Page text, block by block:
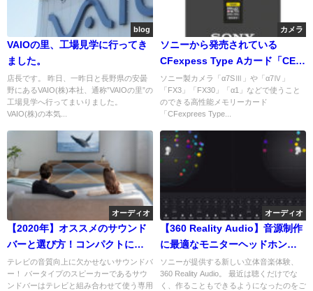
blog
VAIOの里、工場見学に行ってき
ました。
店長です。 昨日、一昨日と長野県の安曇
野にあるVAIO(株)本社、通称”VAIOの里”の
工場見学へ行ってまいりました。
VAIO(株)の本気...
カメラ
ソニーから発売されている
CFexpess Type Aカード「CEA-
G」シリーズに待望の大容量モデ
ル320GB,640GBが登場。耐久性
の高いタフ仕様
ソニー製カメラ「α7SⅢ」や「α7Ⅳ」
「FX3」「FX30」「α1」などで使うこと
のできる高性能メモリーカード
「CFexprees Type...
オーディオ
【2020年】オススメのサウンド
バーと選び方！コンパクトにス
マートに迫力のサラウンドを楽
しもう！【SONY】
テレビの音質向上に欠かせないサウンドバ
ー！ バータイプのスピーカーであるサウ
ンドバーはテレビと組み合わせて使う専用
オーディオ
【360 Reality Audio】音源制作
に最適なモニターヘッドホン
は？実際に聞いて比べてみ
た！！【実機レビュー】
ソニーが提供する新しい立体音楽体験、
360 Reality Audio。 最近は聴くだけでな
く、作ることもできるようになったのをご